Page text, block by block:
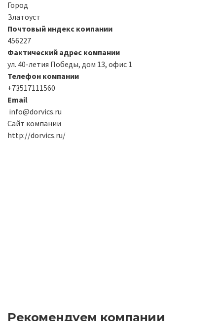
Город
Златоуст
Почтовый индекс компании
456227
Фактический адрес компании
ул. 40-летия Победы, дом 13, офис 1
Телефон компании
+73517111560
Email
info@dorvics.ru
Сайт компании
http://dorvics.ru/
Рекомендуем компании